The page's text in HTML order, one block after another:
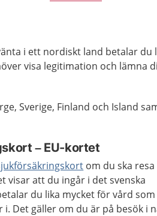
i ett nordiskt land betalar du
visa legitimation och lämna
Sverige, Finland och Island
– EU-kortet
om du ska
visar att du ingår i det svenska
du lika mycket för vård
Det gäller om du är på besök i